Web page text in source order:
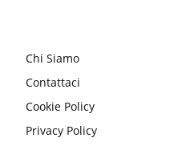
Chi Siamo
Contattaci
Cookie Policy
Privacy Policy